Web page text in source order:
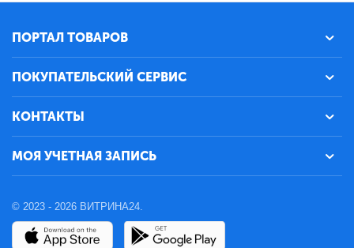
ПОРТАЛ ТОВАРОВ
ПОКУПАТЕЛЬСКИЙ СЕРВИС
КОНТАКТЫ
МОЯ УЧЕТНАЯ ЗАПИСЬ
© 2023 - 2026 ВИТРИНА24.